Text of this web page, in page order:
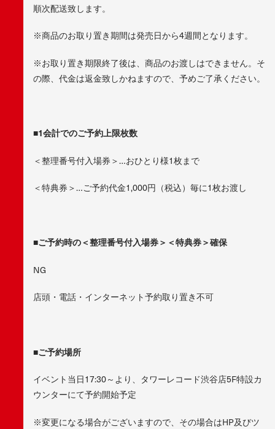
順次配送致します。
※商品のお取り置き期間は発売日から4週間となります。
※お取り置き期限終了後は、商品のお渡しはできません。そ
の際、代金は返金致しかねますので、予めご了承ください。
■1会計でのご予約上限枚数
＜整理番号付入場券＞…おひとり様1枚まで
＜特典券＞…ご予約代金1,000円（税込）毎に1枚お渡し
■ご予約時の＜整理番号付入場券＞＜特典券＞確保
NG
店頭・電話・インターネット予約取り置き不可
■ご予約場所
イベント当日17:30～より、タワーレコード渋谷店5F特設カ
ウンターにて予約開始予定
※変更になる場合がございますので、その場合はHP及びツ